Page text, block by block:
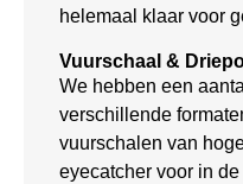
helemaal klaar voor
Vuurschaal &
We hebben een
verschillende
vuurschalen van
eyecatcher voor in